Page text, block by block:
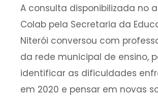
A consulta disponibilizada no
Colab pela Secretaria da
Niterói conversou com
da rede municipal de ensino,
identificar as dificuldades
em 2020 e pensar em novas